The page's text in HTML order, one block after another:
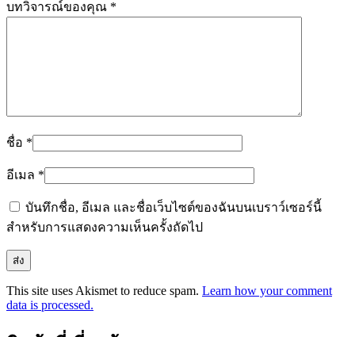
บทวิจารณ์ของคุณ *
ชื่อ *
อีเมล *
บันทึกชื่อ, อีเมล และชื่อเว็บไซต์ของฉันบนเบราว์เซอร์นี้
สำหรับการแสดงความเห็นครั้งถัดไป
This site uses Akismet to reduce spam. Learn how your comment
data is processed.